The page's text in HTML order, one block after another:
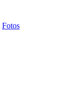
Fotos